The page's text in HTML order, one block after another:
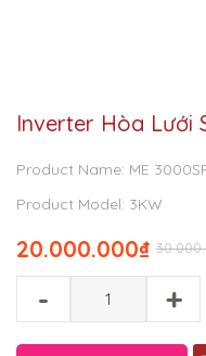
Inverter Hòa Lưới
Product Name: ME
Product Model: 3KW
₫
20.000.000
- +